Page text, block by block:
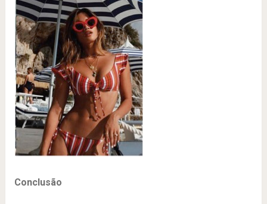
Conclusão